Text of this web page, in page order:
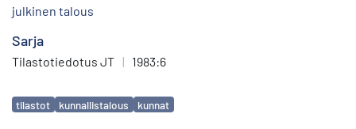
julkinen talous
Sarja
Tilastotiedotus JT | 1983:6
Avainsanat
tilastot kunnallistalous kunnat